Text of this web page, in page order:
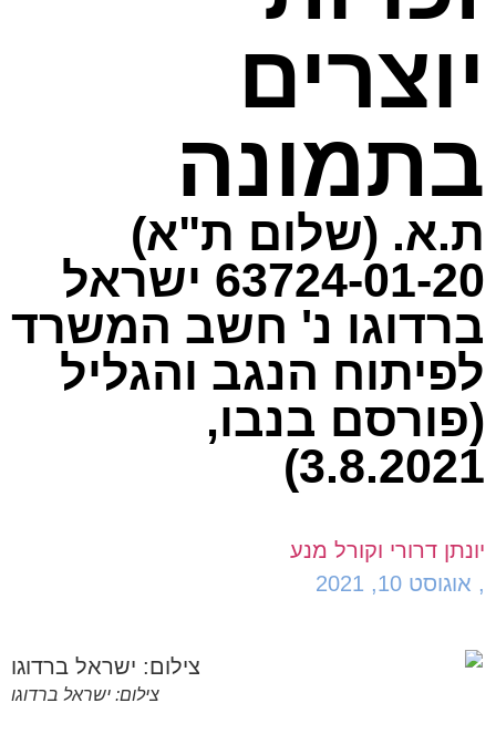
יוצרים
בתמונה
ת.א. (שלום ת"א)
63724-01-20 ישראל
ברדוגו נ' חשב המשרד
לפיתוח הנגב והגליל
(פורסם בנבו,
3.8.2021)
יונתן דרורי וקורל מנע
, אוגוסט 10, 2021
צילום: ישראל ברדוגו